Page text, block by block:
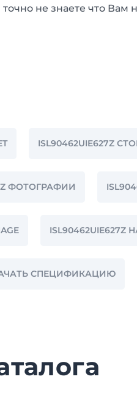
не знаете что
ISL90462UIE627Z
ФОТОГРАФИИ
ISL90462UIE627Z
СПЕЦИФИКАЦИЮ